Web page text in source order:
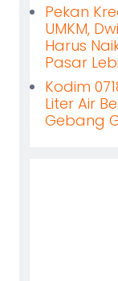
Pekan
UMKM,
Harus
Pasar
Kodim
Liter Air
Gebang